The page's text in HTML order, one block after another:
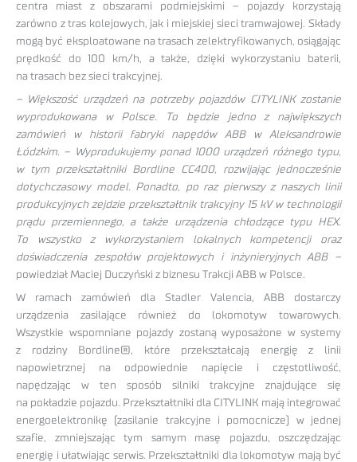
centra miast z obszarami podmiejskimi – pojazdy korzystają
zarówno z tras kolejowych, jak i miejskiej sieci tramwajowej. Składy
mogą być eksploatowane na trasach zelektryfikowanych, osiągając
prędkość do 100 km/h, a także, dzięki wykorzystaniu baterii,
na trasach bez sieci trakcyjnej.
– Większość urządzeń na potrzeby pojazdów CITYLINK zostanie
wyprodukowana w Polsce. To będzie jedno z największych
zamówień w historii fabryki napędów ABB w Aleksandrowie
Łódzkim. – Wyprodukujemy ponad 1000 urządzeń różnego typu,
w tym przekształtniki Bordline CC400, rozwijając jednocześnie
dotychczasowy model. Ponadto, po raz pierwszy z naszych linii
produkcyjnych zejdzie przekształtnik trakcyjny 15 kV w technologii
prądu przemiennego, a także urządzenia chłodzące typu HEX.
To wszystko z wykorzystaniem lokalnych kompetencji oraz
doświadczenia zespołów projektowych i inżynieryjnych ABB –
powiedział Maciej Duczyński z biznesu Trakcji ABB w Polsce.
W ramach zamówień dla Stadler Valencia, ABB dostarczy
urządzenia zasilające również do lokomotyw towarowych.
Wszystkie wspomniane pojazdy zostaną wyposażone w systemy
z rodziny Bordline®, które przekształcają energię z linii
napowietrznej na odpowiednie napięcie i częstotliwość,
napędzając w ten sposób silniki trakcyjne znajdujące się
na pokładzie pojazdu. Przekształtniki dla CITYLINK mają integrować
energoelektronikę (zasilanie trakcyjne i pomocnicze) w jednej
szafie, zmniejszając tym samym masę pojazdu, oszczędzając
energię i ułatwiając serwis. Przekształtniki dla lokomotyw mają być